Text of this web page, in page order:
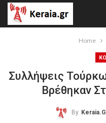
Home
Συλλήψεις
Βρέθηκαν
By